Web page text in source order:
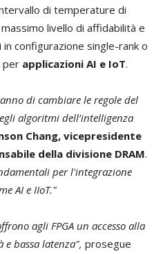
di temperature di
livello di affidabilità e
configurazione single-rank o
per applicazioni AI e IoT.
di cambiare le regole del
algoritmi dell’intelligenza
Chang, vicepresidente
della divisione DRAM.
per l'integrazione
AI e IIoT."
agli FPGA un accesso alla
bassa latenza", prosegue